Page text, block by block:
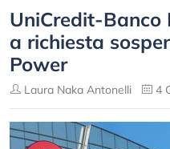
UniCredit-Banco
a richiesta
Power
Laura Naka Antonelli 4